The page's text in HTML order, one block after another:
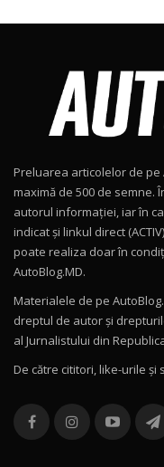
15:08
Noul
15:22
Drive
16:27
11
Noul
12
Noul
16:48
13
36:08
Preluarea articolelor de pe
maximă de 500 de semne.
autorul informației, iar în
indicat și linkul direct
poate realiza doar în
AutoBlog.MD.
Materialele de pe
dreptul de autor și
al Jurnalistului din
De către cititori, like-urile şi